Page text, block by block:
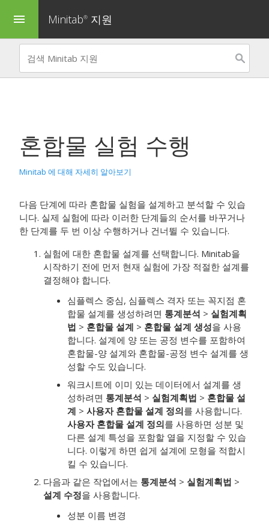
menu Minitab® 지원
혼합물 실험 수행
Minitab 에 대해 자세히 알아보기
다음 단계에 따라 혼합물 실험을 설계하고 분석할 수 있습
니다. 실제 실험에 따라 이러한 단계들의 순서를 바꾸거나
한 단계를 두 번 이상 수행하거나 건너뛸 수 있습니다.
실험에 대한 혼합물 설계를 선택합니다. Minitab을
시작하기 전에 먼저 현재 실험에 가장 적절한 설계를
결정해야 합니다.
심플렉스 중심, 심플렉스 격자 또는 꼭지점 혼
합물 설계를 생성하려면 통계분석 > 실험계획
법 > 혼합물 설계 > 혼합물 설계 생성을 사용
합니다. 설계에 양 또는 공정 변수를 포함하여
혼합물-양 설계와 혼합물-공정 변수 설계를 생
성할 수도 있습니다.
워크시트에 이미 있는 데이터에서 설계를 생
성하려면 통계분석 > 실험계획법 > 혼합물 설
계 > 사용자 혼합물 설계 정의를 사용합니다.
사용자 혼합물 설계 정의를 사용하면 성분 및
다른 설계 특성을 포함할 열을 지정할 수 있습
니다. 이렇게 하면 쉽게 설계에 모형을 적합시
킬 수 있습니다.
다음과 같은 작업에서는 통계분석 > 실험계획법 >
설계 수정을 사용합니다.
성분 이름 변경